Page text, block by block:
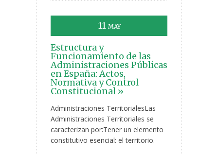
11 MAY
Estructura y
Funcionamiento de las
Administraciones Públicas
en España: Actos,
Normativa y Control
Constitucional »
Administraciones TerritorialesLas
Administraciones Territoriales se
caracterizan por:Tener un elemento
constitutivo esencial: el territorio.